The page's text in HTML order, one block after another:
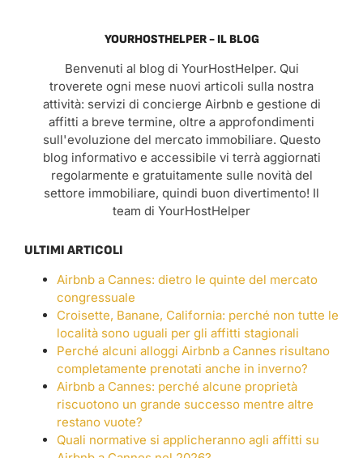
YOURHOSTHELPER - IL BLOG
Benvenuti al blog di YourHostHelper. Qui
troverete ogni mese nuovi articoli sulla nostra
attività: servizi di concierge Airbnb e gestione di
affitti a breve termine, oltre a approfondimenti
sull'evoluzione del mercato immobiliare. Questo
blog informativo e accessibile vi terrà aggiornati
regolarmente e gratuitamente sulle novità del
settore immobiliare, quindi buon divertimento! Il
team di YourHostHelper
ULTIMI ARTICOLI
Airbnb a Cannes: dietro le quinte del mercato
congressuale
Croisette, Banane, California: perché non tutte le
località sono uguali per gli affitti stagionali
Perché alcuni alloggi Airbnb a Cannes risultano
completamente prenotati anche in inverno?
Airbnb a Cannes: perché alcune proprietà
riscuotono un grande successo mentre altre
restano vuote?
Quali normative si applicheranno agli affitti su